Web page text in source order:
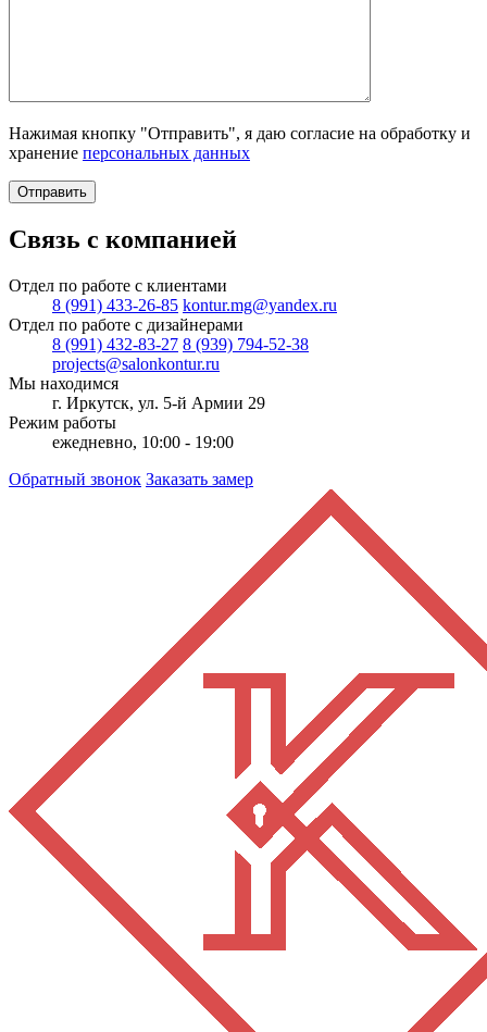
Нажимая кнопку "Отправить", я даю согласие на обработку и
хранение персональных данных
Отправить
Связь с компанией
Отдел по работе с клиентами
8 (991) 433-26-85 kontur.mg@yandex.ru
Отдел по работе с дизайнерами
8 (991) 432-83-27 8 (939) 794-52-38
projects@salonkontur.ru
Мы находимся
г. Иркутск, ул. 5-й Армии 29
Режим работы
ежедневно, 10:00 - 19:00
Обратный звонок Заказать замер